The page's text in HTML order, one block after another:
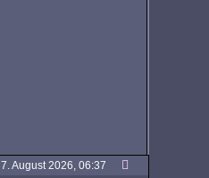
7. August 2026, 06:37